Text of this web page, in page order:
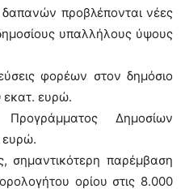
προβλέπονται νέες
υπαλλήλους ύψους
φορέων στον δημόσιο
εκατ. ευρώ.
Δημοσίων
ευρώ.
σημαντικότερη παρέμβαση
ορίου στις 8.000